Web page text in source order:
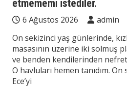
etmememi istediler.
6 Ağustos 2026 admin
On sekizinci yaş günlerinde,
masasının üzerine iki solmuş
ve benden kendilerinden
O havluları hemen tanıdım. On
Ece’yi